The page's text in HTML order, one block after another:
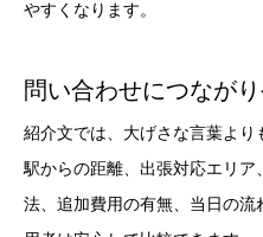
やすくなります。
問い合わせにつなが
紹介文では、大げさな言葉より
駅からの距離、出張対応エリ
法、追加費用の有無、当日の流